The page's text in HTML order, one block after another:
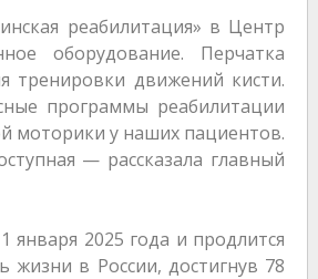
реабилитация» в Центр
оборудование. Перчатка
тренировки движений кисти.
программы реабилитации
моторики у наших пациентов.
— рассказала главный
2025 года и продлится
в России, достигнув 78